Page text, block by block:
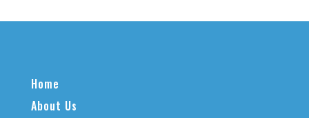
Home
About Us